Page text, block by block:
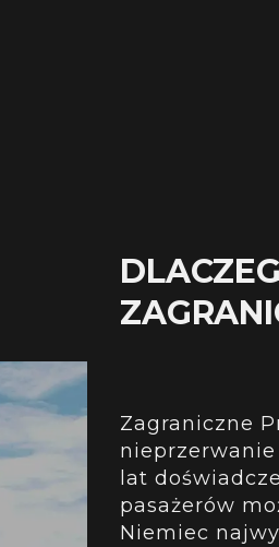
Zagraniczne
nieprzerwanie
lat
pasażerów
Niemiec